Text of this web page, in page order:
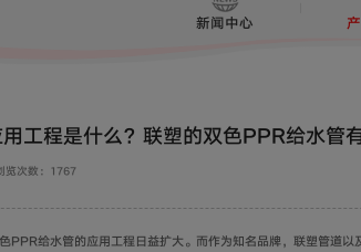
新闻中心
工程是什么？联塑的双色PPR给水管
览次数：1767
PPR给水管的应用工程日益扩大。而作为知名品牌，联塑管道